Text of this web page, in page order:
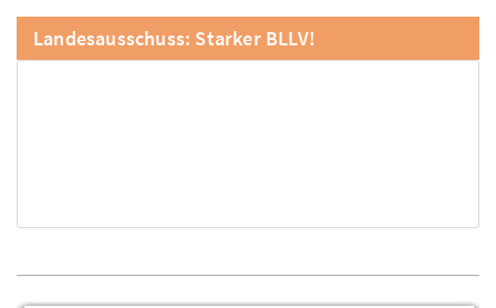
Landesausschuss: Starker BLLV!